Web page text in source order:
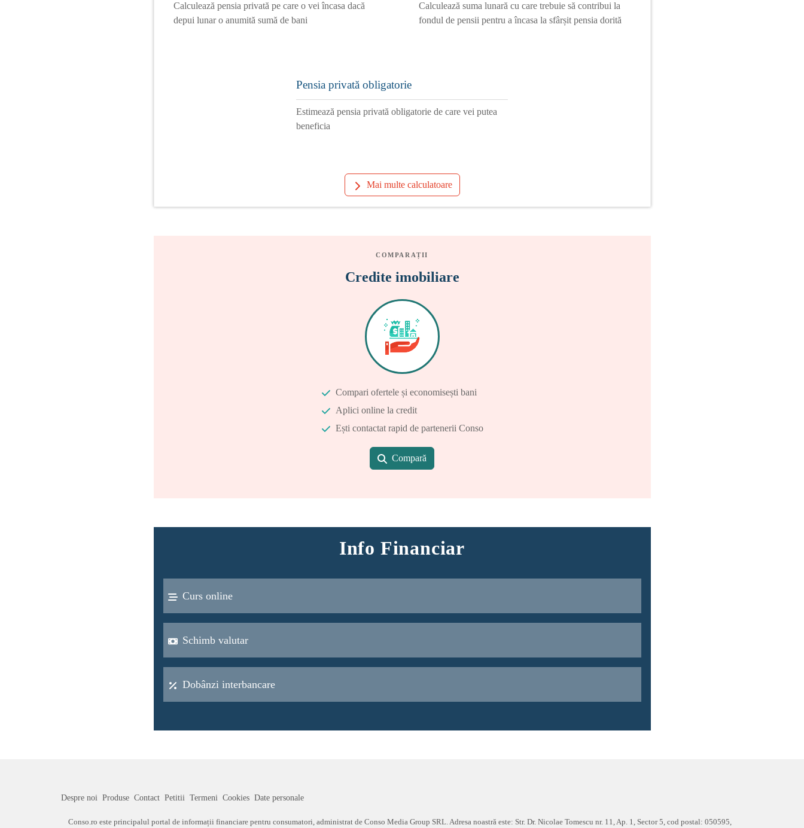
Calculează pensia privată pe care o vei încasa dacă
depui lunar o anumită sumă de bani
Calculează suma lunară cu care trebuie să contribui la
fondul de pensii pentru a încasa la sfârșit pensia dorită
Pensia privată obligatorie
Estimează pensia privată obligatorie de care vei putea
beneficia
Mai multe calculatoare
COMPARAȚII
Credite imobiliare
Compari ofertele și economisești bani
Aplici online la credit
Ești contactat rapid de partenerii Conso
Compară
Info Financiar
Curs online
Schimb valutar
Dobânzi interbancare
Despre noi Produse Contact Petitii Termeni Cookies Date personale
Conso.ro este principalul portal de informații financiare pentru consumatori, administrat de Conso Media Group SRL. Adresa noastră este: Str. Dr. Nicolae Tomescu nr. 11, Ap. 1, Sector 5, cod postal: 050595,